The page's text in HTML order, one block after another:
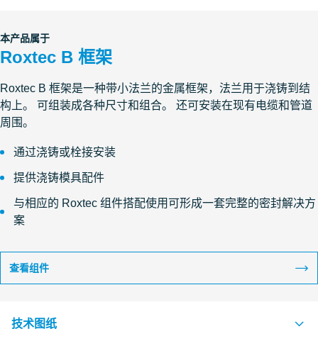
本产品属于
Roxtec B 框架
Roxtec B 框架是一种带小法兰的金属框架，法兰用于浇铸到结
构上。 可组装成各种尺寸和组合。 还可安装在现有电缆和管道
周围。
通过浇铸或栓接安装
提供浇铸模具配件
与相应的 Roxtec 组件搭配使用可形成一套完整的密封解决方
案
查看组件
技术图纸